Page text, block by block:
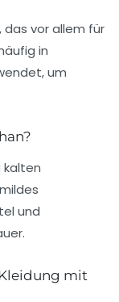
das vor allem für
in
um
kalten
und
mit